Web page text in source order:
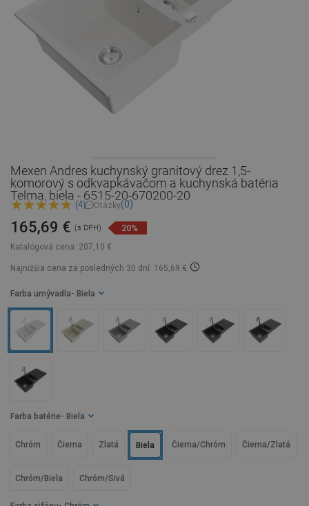
Mexen Andres kuchynský granitový drez 1,5-
komorový s odkvapkávačom a kuchynská batéria
Telma, biela - 6515-20-670200-20
(4) Otázky(0)
Katalógová cena: 207,10 €
165,69 € (s DPH) 20%
Najnižšia cena za posledných 30 dní: 165,69 €
Farba umývadla - Biela
Farba batérie - Biela
Biela
Chróm Zlatá
Čierna
Chróm/Biela Chróm/Sivá
Čierna/Chróm Čierna/Zlatá